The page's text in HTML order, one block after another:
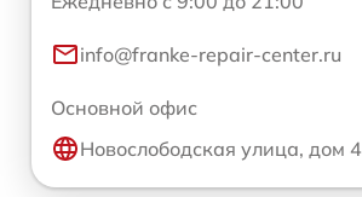
info@franke-repair-center.ru
Основной офис
Новослободская улица, дом 4